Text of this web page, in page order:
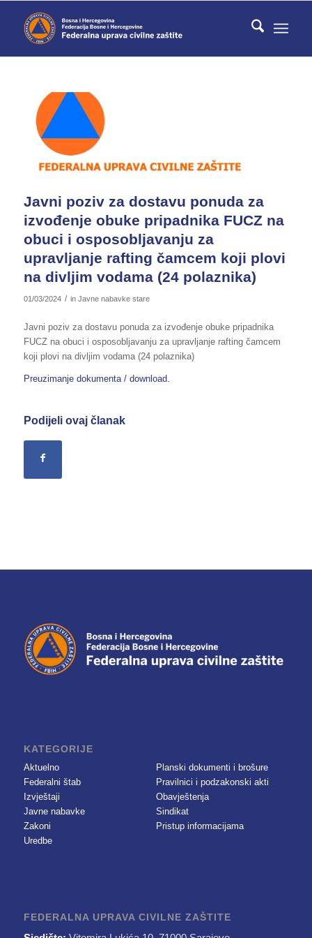
Javni poziv za dostavu ponuda za
izvođenje obuke pripadnika FUCZ na
obuci i osposobljavanju za
upravljanje rafting čamcem koji plovi
na divljim vodama (24 polaznika)
01/03/2024 / in Javne nabavke stare
Javni poziv za dostavu ponuda za izvođenje obuke pripadnika
FUCZ na obuci i osposobljavanju za upravljanje rafting čamcem
koji plovi na divljim vodama (24 polaznika)
Preuzimanje dokumenta / download.
Podijeli ovaj članak
KATEGORIJE
Aktuelno
Federalni štab
Izvještaji
Javne nabavke
Zakoni
Uredbe
Planski dokumenti i brošure
Pravilnici i podzakonski akti
Obavještenja
Sindikat
Pristup informacijama
FEDERALNA UPRAVA CIVILNE ZAŠTITE